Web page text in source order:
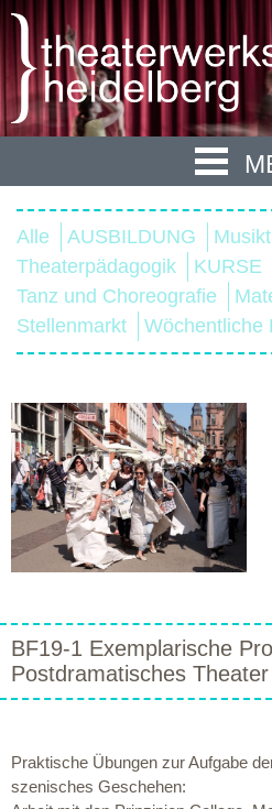
Alle AUSBILDUNG
Theaterpädagogik
KURSE
Tanz und Choreografie
Stellenmarkt
Wöchentliche
BF19-1 Exemplarische
Postdramatisches Theater
Praktische Übungen zur Aufgabe
szenisches Geschehen: